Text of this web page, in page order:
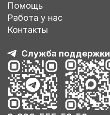
Помощь
Работа у нас
Контакты
Служба поддержки